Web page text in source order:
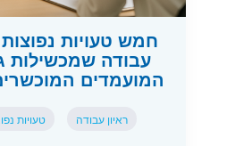
חמש טעויות נפוצות
עבודה שמכשילות
המועמדים
ראיון עבודה טעויות